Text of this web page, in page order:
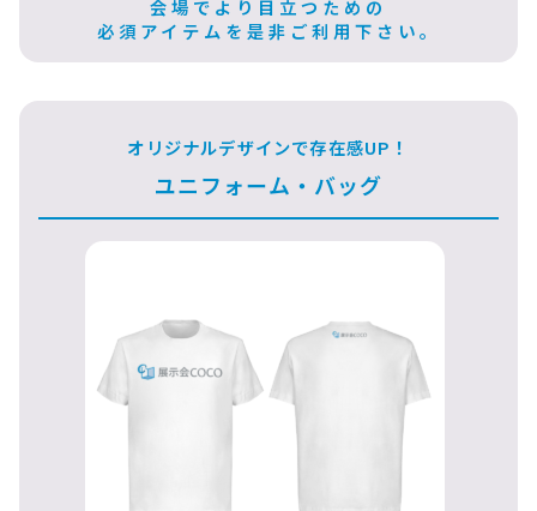
会場でより目立つための
必須アイテムを是非ご利用下さい。
オリジナルデザインで存在感UP！
ユニフォーム・バッグ